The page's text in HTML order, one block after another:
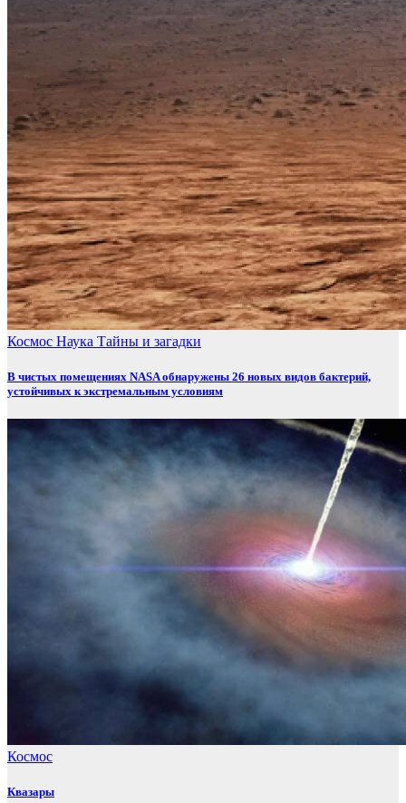
Космос Наука Тайны и загадки
В чистых помещениях NASA обнаружены 26 новых видов бактерий,
устойчивых к экстремальным условиям
Космос
Квазары